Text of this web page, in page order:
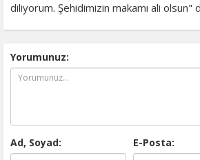
diliyorum. Şehidimizin makamı ali olsun"
Yorumunuz:
Ad, Soyad: E-Posta: